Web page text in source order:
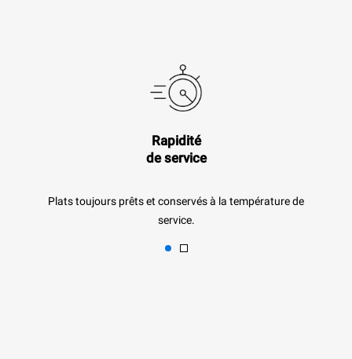
Rapidité
de service
Plats toujours prêts et conservés à la température de
service.